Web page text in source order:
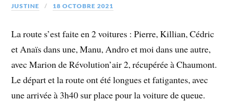
JUSTINE 18 OCTOBRE 2021
La route s’est faite en 2 voitures : Pierre, Killian, Cédric
et Anaïs dans une, Manu, Andro et moi dans une autre,
avec Marion de Révolution’air 2, récupérée à Chaumont.
Le départ et la route ont été longues et fatigantes, avec
une arrivée à 3h40 sur place pour la voiture de queue.